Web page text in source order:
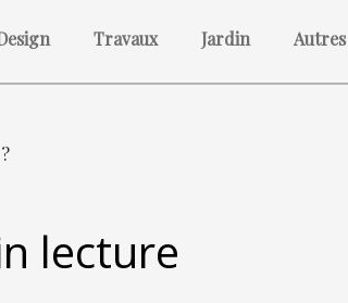
Travaux Jardin Autres
lecture